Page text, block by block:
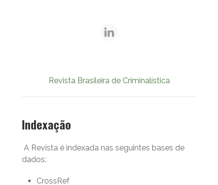
Revista Brasileira de Criminalística
Indexação
A Revista é indexada nas seguintes bases de
dados:
CrossRef